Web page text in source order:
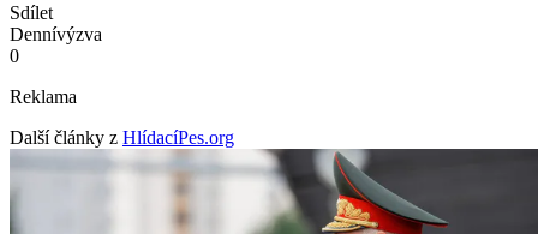
Sdílet
Dennívýzva
0
Reklama
Další články z HlídacíPes.org